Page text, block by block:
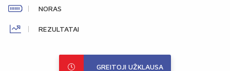
NORAS
REZULTATAI
GREITOJI UŽKLAUSA